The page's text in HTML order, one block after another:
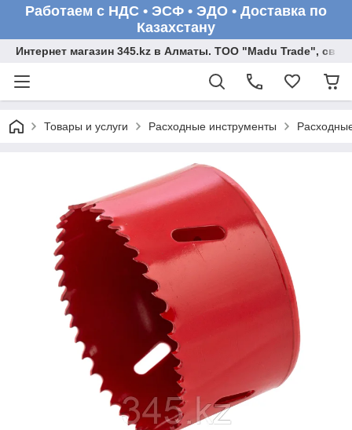
Работаем с НДС • ЭСФ • ЭДО • Доставка по
Казахстану
Интернет магазин 345.kz в Алматы. ТОО "Madu Trade",
Товары и услуги Расходные инструменты